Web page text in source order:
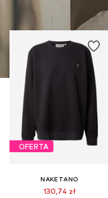
OFERTA
NAKETANO
130,74 zł